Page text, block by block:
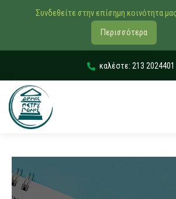
καλέστε: 213 2024401
Συνδεθείτε στην επίσημη κοινότητα
Περισσότερα